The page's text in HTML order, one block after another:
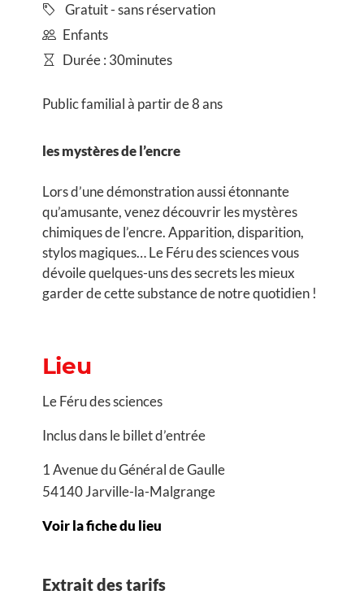
Gratuit - sans réservation
Enfants
Durée : 30minutes
Public familial à partir de 8 ans
les mystères de l’encre
Lors d’une démonstration aussi étonnante
qu’amusante, venez découvrir les mystères
chimiques de l’encre. Apparition, disparition,
stylos magiques… Le Féru des sciences vous
dévoile quelques-uns des secrets les mieux
garder de cette substance de notre quotidien !
Lieu
Le Féru des sciences
Inclus dans le billet d’entrée
1 Avenue du Général de Gaulle
54140 Jarville-la-Malgrange
Voir la fiche du lieu
Extrait des tarifs